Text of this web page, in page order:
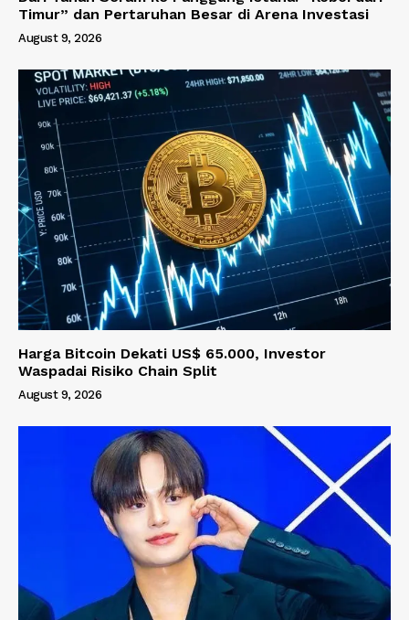
Timur” dan Pertaruhan Besar di Arena Investasi
August 9, 2026
Harga Bitcoin Dekati US$ 65.000, Investor
Waspadai Risiko Chain Split
August 9, 2026